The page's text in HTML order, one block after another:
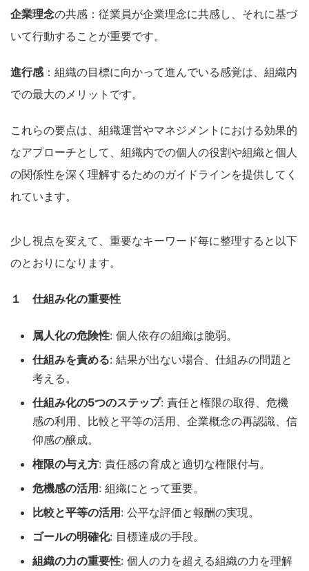
企業理念の共感：従業員が企業理念に共感し、それに基づ
いて行動することが重要です。
進行感 ：組織の目標に向かって進んでいる感覚は、組織内
での最大のメリットです。
これらの要点は、組織運営やマネジメントにおける効果的
なアプローチとして、組織内での個人の役割や組織と個人
の関係性を深く理解するためのガイドラインを提供してく
れています。
少し視点を変えて、重要なキーワード毎に整理すると以下
のとおりになります。
１ 仕組み化の重要性
属人化の危険性: 個人依存の組織は脆弱。
仕組みを責める: 結果が出ない場合、仕組みの問題と
考える。
仕組み化の5つのステップ: 責任と権限の取得、危機
感の利用、比較と平等の活用、企業概念の再認識、信
仰感の醸成。
権限の与え方: 責任感の育成と適切な権限付与。
危機感の活用: 組織にとって重要。
比較と平等の活用: 公平な評価と報酬の実現。
ゴールの明確化: 目標達成の手段。
組織の力の重要性: 個人の力を超える組織の力を理解